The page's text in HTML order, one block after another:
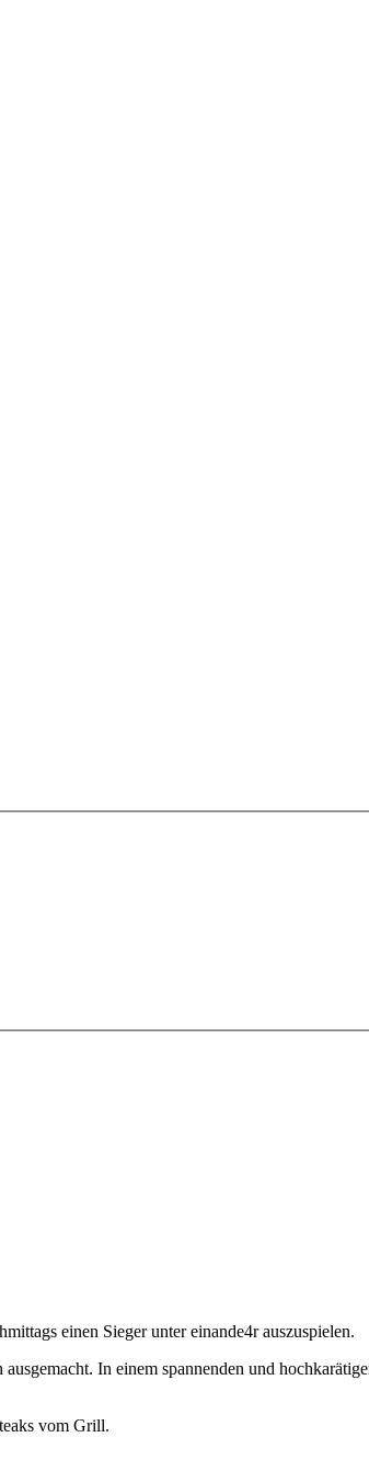
einen Sieger unter einande4r auszuspielen.
In einem spannenden und
vom Grill.